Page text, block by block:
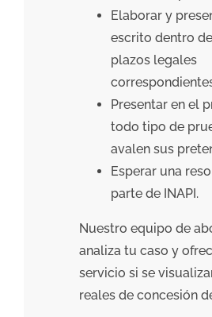
Elaborar y
escrito dentro
plazos legales
Presentar en el
todo tipo de
avalen sus
Esperar una
parte de INAPI.
Nuestro equipo de
analiza tu caso y
servicio si se
reales de concesión